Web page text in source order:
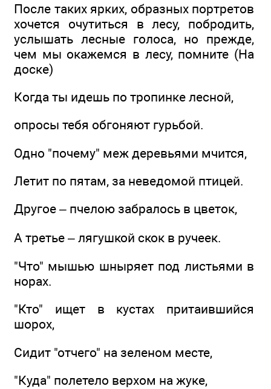
После таких ярких, образных портретов
хочется очутиться в лесу, побродить,
услышать лесные голоса, но прежде,
чем мы окажемся в лесу, помните (На
доске)
Когда ты идешь по тропинке лесной,
опросы тебя обгоняют гурьбой.
Одно "почему" меж деревьями мчится,
Летит по пятам, за неведомой птицей.
Другое – пчелою забралось в цветок,
А третье – лягушкой скок в ручеек.
"Что" мышью шныряет под листьями в
норах.
"Кто" ищет в кустах притаившийся
шорох,
Сидит "отчего" на зеленом месте,
"Куда" полетело верхом на жуке,